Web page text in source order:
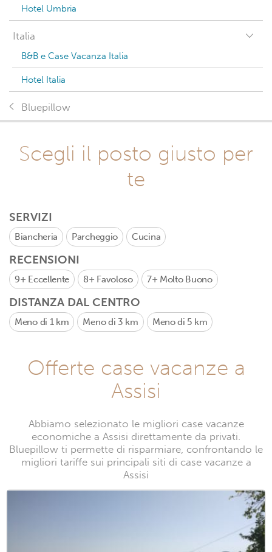
Hotel Umbria
Italia
B&B e Case Vacanza Italia
Hotel Italia
Bluepillow
Scegli il posto giusto per
te
SERVIZI
Biancheria Parcheggio Cucina
RECENSIONI
9+ Eccellente 8+ Favoloso 7+ Molto Buono
DISTANZA DAL CENTRO
Meno di 1 km Meno di 3 km Meno di 5 km
Offerte case vacanze a
Assisi
Abbiamo selezionato le migliori case vacanze
economiche a Assisi direttamente da privati.
Bluepillow ti permette di risparmiare, confrontando le
migliori tariffe sui principali siti di case vacanze a
Assisi